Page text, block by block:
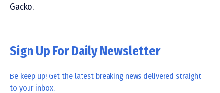
Gacko.
Sign Up For Daily Newsletter
Be keep up! Get the latest breaking news delivered straight
to your inbox.